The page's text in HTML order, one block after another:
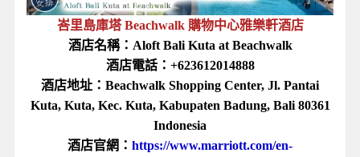
峇里島庫塔 Beachwalk 購物中心雅樂軒酒店
酒店名稱：Aloft Bali Kuta at Beachwalk
酒店電話：+623612014888
酒店地址：Beachwalk Shopping Center, Jl. Pantai
Kuta, Kuta, Kec. Kuta, Kabupaten Badung, Bali 80361
Indonesia
酒店官網： https://www.marriott.com/en-